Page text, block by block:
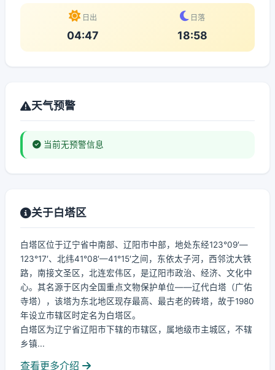
日出
04:47
日落
18:58
天气预警
当前无预警信息
关于白塔区
白塔区位于辽宁省中南部、辽阳市中部，地处东经123°09′—
123°17′、北纬41°08′—41°15′之间，东依太子河，西邻沈大铁
路，南接文圣区，北连宏伟区，是辽阳市政治、经济、文化中
心。其名源于区内全国重点文物保护单位——辽代白塔（广佑
寺塔），该塔为东北地区现存最高、最古老的砖塔，故于1980
年设立市辖区时定名为白塔区。
白塔区为辽宁省辽阳市下辖的市辖区，属地级市主城区，不辖
乡镇...
查看更多介绍